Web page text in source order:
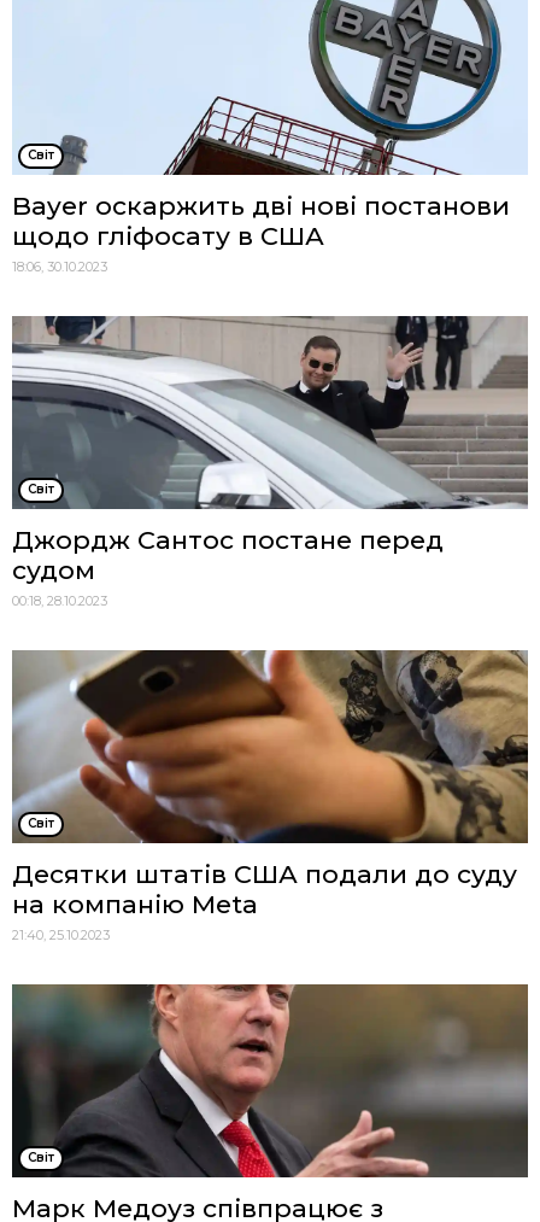
Cвіт
Bayer оскаржить дві нові постанови
щодо гліфосату в США
18:06, 30.10.2023
Cвіт
Джордж Сантос постане перед
судом
00:18, 28.10.2023
Cвіт
Десятки штатів США подали до суду
на компанію Meta
21:40, 25.10.2023
Cвіт
Марк Медоуз співпрацює з